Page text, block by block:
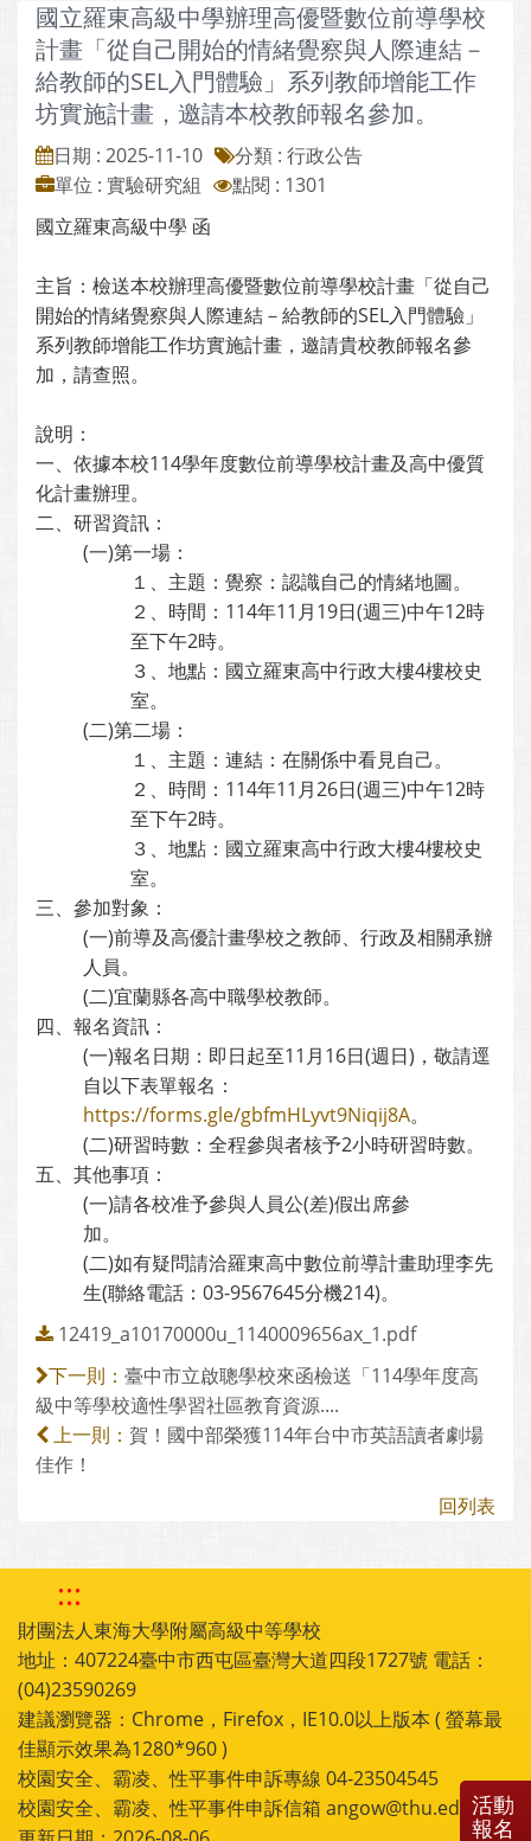
國立羅東高級中學辦理高優暨數位前導學校
計畫「從自己開始的情緒覺察與人際連結－
給教師的SEL入門體驗」系列教師增能工作
坊實施計畫，邀請本校教師報名參加。
日期 : 2025-11-10
分類 : 行政公告
單位 : 實驗研究組
點閱 : 1301
國立羅東高級中學 函
主旨：檢送本校辦理高優暨數位前導學校計畫「從自己
開始的情緒覺察與人際連結－給教師的SEL入門體驗」
系列教師增能工作坊實施計畫，邀請貴校教師報名參
加，請查照。
說明：
一、依據本校114學年度數位前導學校計畫及高中優質
化計畫辦理。
二、研習資訊：
(一)第一場：
１、主題：覺察：認識自己的情緒地圖。
２、時間：114年11月19日(週三)中午12時
至下午2時。
３、地點：國立羅東高中行政大樓4樓校史
室。
(二)第二場：
１、主題：連結：在關係中看見自己。
２、時間：114年11月26日(週三)中午12時
至下午2時。
３、地點：國立羅東高中行政大樓4樓校史
室。
三、參加對象：
(一)前導及高優計畫學校之教師、行政及相關承辦
人員。
(二)宜蘭縣各高中職學校教師。
四、報名資訊：
(一)報名日期：即日起至11月16日(週日)，敬請逕
自以下表單報名：
https://forms.gle/gbfmHLyvt9Niqij8A。
(二)研習時數：全程參與者核予2小時研習時數。
五、其他事項：
(一)請各校准予參與人員公(差)假出席參
加。
(二)如有疑問請洽羅東高中數位前導計畫助理李先
生(聯絡電話：03-9567645分機214)。
12419_a10170000u_1140009656ax_1.pdf
下一則： 臺中市立啟聰學校來函檢送「114學年度高
級中等學校適性學習社區教育資源....
上一則： 賀！國中部榮獲114年台中市英語讀者劇場
佳作！
回列表
:::
財團法人東海大學附屬高級中等學校
地址：407224臺中市西屯區臺灣大道四段1727號 電話：
(04)23590269
建議瀏覽器：Chrome，Firefox，IE10.0以上版本 ( 螢幕最
佳顯示效果為1280*960 )
校園安全、霸凌、性平事件申訴專線 04-23504545
校園安全、霸凌、性平事件申訴信箱 angow@thu.edu.tw
活動
報名